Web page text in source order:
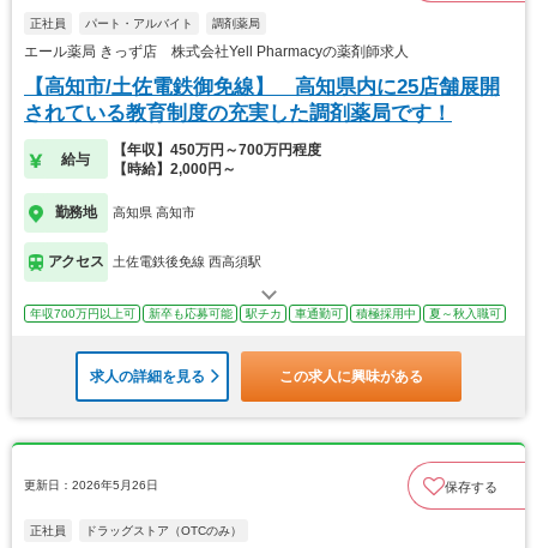
正社員 パート・アルバイト 調剤薬局
エール薬局 きっず店 株式会社Yell Pharmacyの薬剤師求人
【高知市/土佐電鉄御免線】 高知県内に25店舗展開
されている教育制度の充実した調剤薬局です！
給与
【年収】450万円～700万円程度
【時給】2,000円～
勤務地 高知県 高知市
アクセス 土佐電鉄後免線 西高須駅
年収700万円以上可 新卒も応募可能 駅チカ 車通勤可 積極採用中 夏～秋入職可
求人の詳細を見る この求人に興味がある
更新日：2026年5月26日 保存する
正社員 ドラッグストア（OTCのみ）